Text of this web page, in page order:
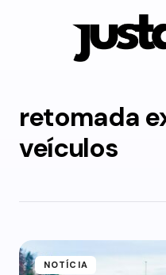
retomada
veículos
NOTÍCIA